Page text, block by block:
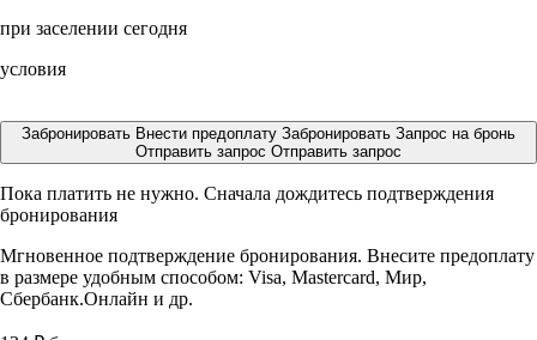
при заселении сегодня
условия
Забронировать Внести предоплату Забронировать Запрос на бронь
Отправить запрос Отправить запрос
Пока платить не нужно. Сначала дождитесь подтверждения
бронирования
Мгновенное подтверждение бронирования. Внесите предоплату
в размере удобным способом: Visa, Mastercard, Мир,
Сбербанк.Онлайн и др.